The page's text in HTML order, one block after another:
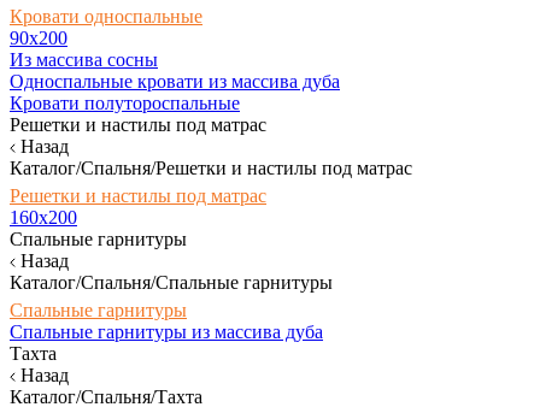
Кровати односпальные
90х200
Из массива сосны
Односпальные кровати из массива дуба
Кровати полутороспальные
Решетки и настилы под матрас
Назад
Каталог/Спальня/Решетки и настилы под матрас
Решетки и настилы под матрас
160х200
Спальные гарнитуры
Назад
Каталог/Спальня/Спальные гарнитуры
Спальные гарнитуры
Спальные гарнитуры из массива дуба
Тахта
Назад
Каталог/Спальня/Тахта